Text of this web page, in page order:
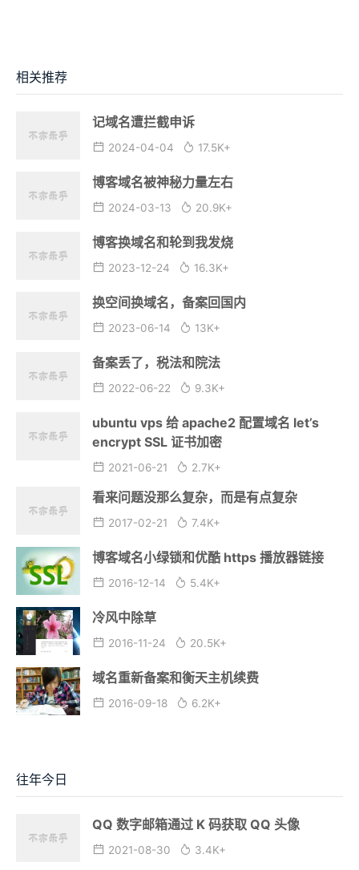
相关推荐
记域名遭拦截申诉
2024-04-04 17.5K+
博客域名被神秘力量左右
2024-03-13 20.9K+
博客换域名和轮到我发烧
2023-12-24 16.3K+
换空间换域名，备案回国内
2023-06-14 13K+
备案丢了，税法和院法
2022-06-22 9.3K+
ubuntu vps 给 apache2 配置域名 let’s
encrypt SSL 证书加密
2021-06-21 2.7K+
看来问题没那么复杂，而是有点复杂
2017-02-21 7.4K+
博客域名小绿锁和优酷 https 播放器链接
2016-12-14 5.4K+
冷风中除草
2016-11-24 20.5K+
域名重新备案和衡天主机续费
2016-09-18 6.2K+
往年今日
QQ 数字邮箱通过 K 码获取 QQ 头像
2021-08-30 3.4K+